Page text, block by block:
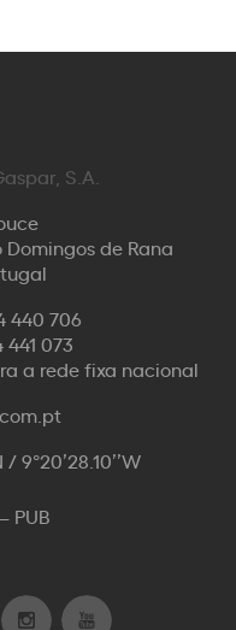
S.A.
Domingos de Rana
440 706
441 073
a rede fixa nacional
/ 9°20’28.10’’W
PUB